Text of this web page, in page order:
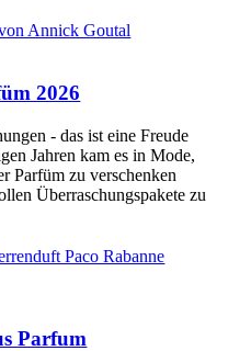
2026
- das ist eine Freude
Jahren kam es in Mode,
Parfüm zu verschenken
Überraschungspakete zu
Parfum